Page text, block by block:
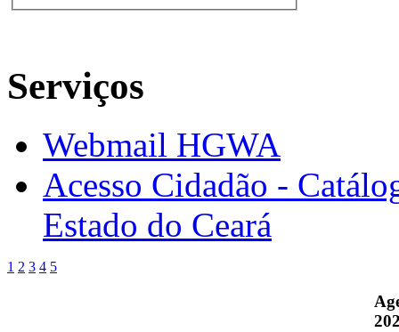
Serviços
Webmail HGWA
Acesso Cidadão -
Estado do Ceará
1 2 3 4 5